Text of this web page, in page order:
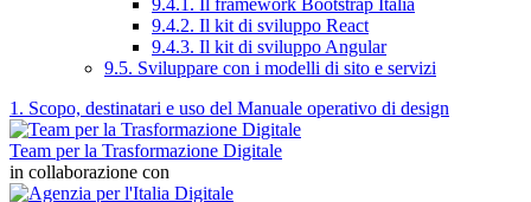
9.4.2. Il kit di sviluppo React
9.4.3. Il kit di sviluppo Angular
9.5. Sviluppare con i modelli di sito e servizi
1. Scopo, destinatari e uso del Manuale operativo di design
Team per la Trasformazione Digitale
in collaborazione con